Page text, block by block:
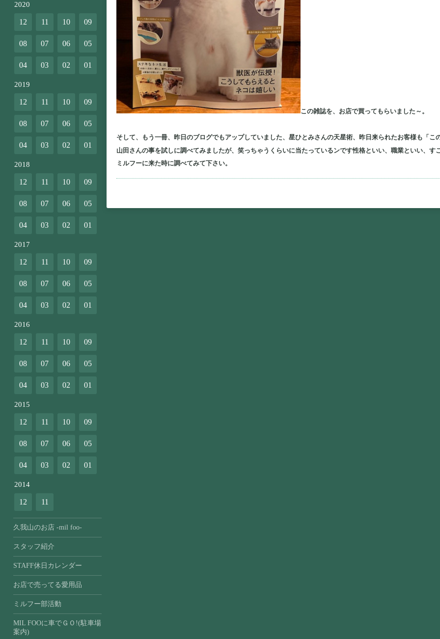
この雑誌を、お店で買ってもらいました～。
そして、もう一冊、昨日のブログでもアップしていました、星ひとみさんの天星術、昨日来られたお客様も「こ
山田さんの事を試しに調べてみましたが、笑っちゃうくらいに当たっているンです性格といい、職業といい、す
ミルフーに来た時に調べてみて下さい。
2020
12 11 10 09
08 07 06 05
04 03 02 01
2019
12 11 10 09
08 07 06 05
04 03 02 01
2018
12 11 10 09
08 07 06 05
04 03 02 01
2017
12 11 10 09
08 07 06 05
04 03 02 01
2016
12 11 10 09
08 07 06 05
04 03 02 01
2015
12 11 10 09
08 07 06 05
04 03 02 01
2014
12 11
久我山のお店 -mil foo-
スタッフ紹介
STAFF休日カレンダー
お店で売ってる愛用品
ミルフー部活動
MIL FOOに車でＧＯ!(駐車場
案内)